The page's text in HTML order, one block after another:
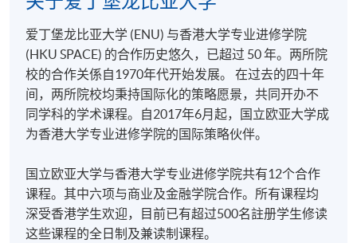
分支单元
1)当代款客管理的议题
本单元研究人口变化和消费者需求和期望的趋势。媒
时度假和巡航等新的成长领域。营运模式和供应链的
变化。活动和节日的成长以及酒店业与活动和节日之
间的相互关係。策略联盟的性质。产业与环境的关係
以及永续发展议题。新兴的营销策略和分销挑战。充
「报读课程」，惟学院对邮递失误而遗失的支票及个
人资料概不负责。
3. VISA / Mastercard
申请人可亲临学院任何一所报名中心，以 VISA 或
Mastercard（包括「香港大学专业进修学院
Mastercard卡」）缴付学费。香港大学专业进修学院
享有十个月免息分期付款优惠，惟课程申请人必须为
信用卡持有人。详情请向学院报名中心职员查询。
4. 网上缴费服务
爱丁堡龙比亚大学 (ENU) 与香港大学专业进修学院
(HKU SPACE) 的合作历史悠久，已超过 50 年。两所院
校的合作关係自1970年代开始发展。 在过去的四十年
间，两所院校均秉持国际化的策略愿景，共同开办不
同学科的学术课程。自2017年6月起，国立欧亚大学成
为香港大学专业进修学院的国际策略伙伴。
国立欧亚大学与香港大学专业进修学院共有12个合作
课程。其中六项与商业及金融学院合作。所有课程均
深受香港学生欢迎，目前已有超过500名註册学生修读
这些课程的全日制及兼读制课程。